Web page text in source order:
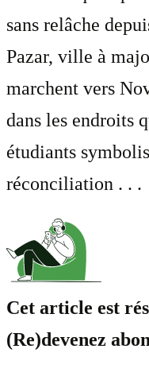
sans relâche
Pazar, ville à
marchent vers
dans les endroits
étudiants
réconciliation . . .
Cet article est
(Re)devenez